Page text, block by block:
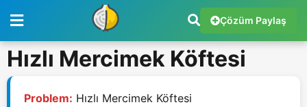
Çözüm Paylaş
Hızlı Mercimek Köftesi
Problem: Hızlı Mercimek Köftesi